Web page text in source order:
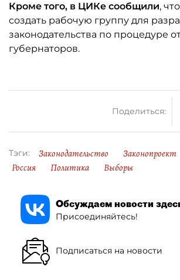
Кроме того, в ЦИКе сообщили,
создать рабочую группу для
законодательства по процедуре
губернаторов.
Поделиться:
Тэги: Законодательство Законопроект
Россия
Политика Выборы
Обсуждаем новости
Присоединяйтесь!
Подписаться на новости